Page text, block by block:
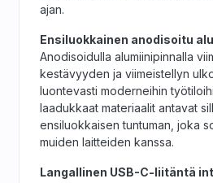
ajan.
Ensiluokkainen anodisoitu
Anodisoidulla alumiinipinnalla
kestävyyden ja viimeistellyn
luontevasti moderneihin
laadukkaat materiaalit antavat
ensiluokkaisen tuntuman, joka
muiden laitteiden kanssa.
Langallinen USB-C-liitäntä